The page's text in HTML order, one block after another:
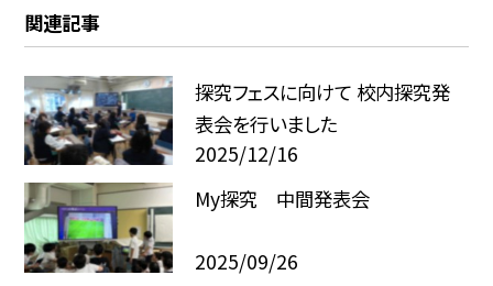
関連記事
探究フェスに向けて 校内探究発
表会を行いました
2025/12/16
My探究 中間発表会
2025/09/26